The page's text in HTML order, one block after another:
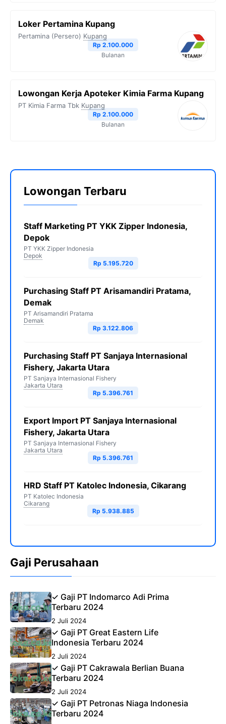
Loker Pertamina Kupang
Pertamina (Persero) Kupang
Rp 2.100.000
Bulanan
Lowongan Kerja Apoteker Kimia Farma Kupang
PT Kimia Farma Tbk Kupang
Rp 2.100.000
Bulanan
Lowongan Terbaru
Staff Marketing PT YKK Zipper Indonesia,
Depok
PT YKK Zipper Indonesia
Depok
Rp 5.195.720
Purchasing Staff PT Arisamandiri Pratama,
Demak
PT Arisamandiri Pratama
Demak
Rp 3.122.806
Purchasing Staff PT Sanjaya Internasional
Fishery, Jakarta Utara
PT Sanjaya Internasional Fishery
Jakarta Utara
Rp 5.396.761
Export Import PT Sanjaya Internasional
Fishery, Jakarta Utara
PT Sanjaya Internasional Fishery
Jakarta Utara
Rp 5.396.761
HRD Staff PT Katolec Indonesia, Cikarang
PT Katolec Indonesia
Cikarang
Rp 5.938.885
Gaji Perusahaan
✓ Gaji PT Indomarco Adi Prima
Terbaru 2024
2 Juli 2024
✓ Gaji PT Great Eastern Life
Indonesia Terbaru 2024
2 Juli 2024
✓ Gaji PT Cakrawala Berlian Buana
Terbaru 2024
2 Juli 2024
✓ Gaji PT Petronas Niaga Indonesia
Terbaru 2024